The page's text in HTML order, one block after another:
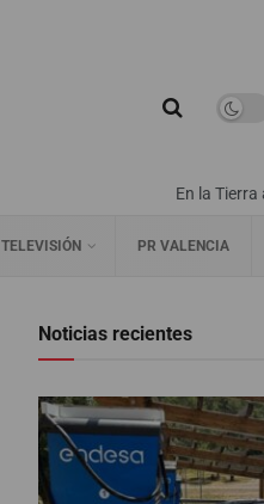
En la
TELEVISIÓN PR VALENCIA
Noticias recientes